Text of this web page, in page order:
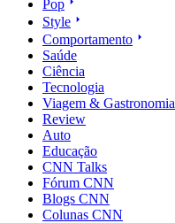
Pop
Style
Comportamento
Saúde
Ciência
Tecnologia
Viagem & Gastronomia
Review
Auto
Educação
CNN Talks
Fórum CNN
Blogs CNN
Colunas CNN